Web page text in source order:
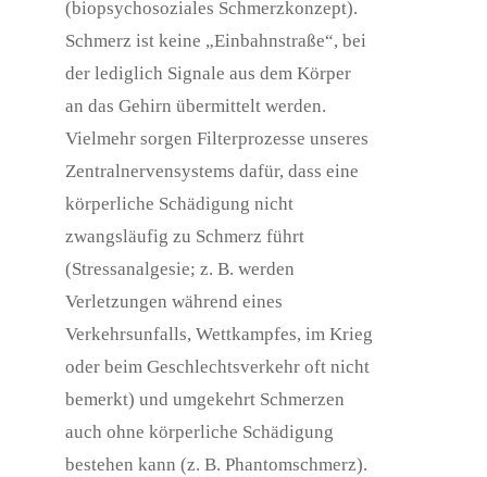
(biopsychosoziales Schmerzkonzept).
Schmerz ist keine „Einbahnstraße“, bei
der lediglich Signale aus dem Körper
an das Gehirn übermittelt werden.
Vielmehr sorgen Filterprozesse unseres
Zentralnervensystems dafür, dass eine
körperliche Schädigung nicht
zwangsläufig zu Schmerz führt
(Stressanalgesie; z. B. werden
Verletzungen während eines
Verkehrsunfalls, Wettkampfes, im Krieg
oder beim Geschlechtsverkehr oft nicht
bemerkt) und umgekehrt Schmerzen
auch ohne körperliche Schädigung
bestehen kann (z. B. Phantomschmerz).